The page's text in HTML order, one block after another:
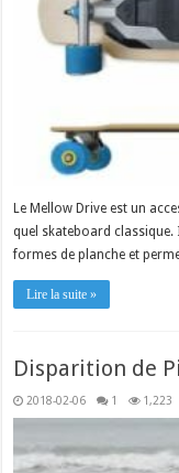
Le Mellow Drive est un
quel skateboard classique.
formes de planche et
Lire la suite »
Disparition de
2018-02-06 1 1,223